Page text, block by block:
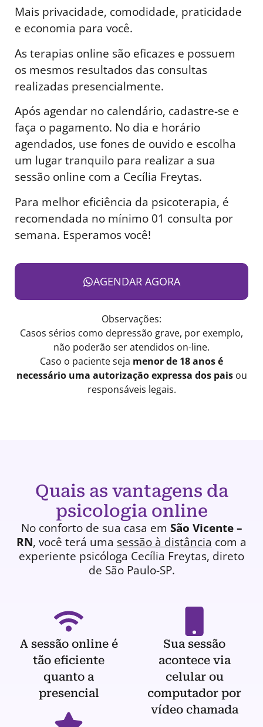
Mais privacidade, comodidade, praticidade
e economia para você.
As terapias online são eficazes e possuem
os mesmos resultados das consultas
realizadas presencialmente.
Após agendar no calendário, cadastre-se e
faça o pagamento. No dia e horário
agendados, use fones de ouvido e escolha
um lugar tranquilo para realizar a sua
sessão online com a Cecília Freytas.
Para melhor eficiência da psicoterapia, é
recomendada no mínimo 01 consulta por
semana. Esperamos você!
AGENDAR AGORA
Observações:
Casos sérios como depressão grave, por exemplo,
não poderão ser atendidos on-line.
Caso o paciente seja menor de 18 anos é
necessário uma autorização expressa dos paisou
responsáveis legais.
Quais as vantagens da
psicologia online
No conforto de sua casa em São Vicente –
RN, você terá uma sessão à distância com a
experiente psicóloga Cecília Freytas, direto
de São Paulo-SP.
A sessão online é
tão eficiente
quanto a
presencial
Sua sessão
acontece via
celular ou
computador por
vídeo chamada